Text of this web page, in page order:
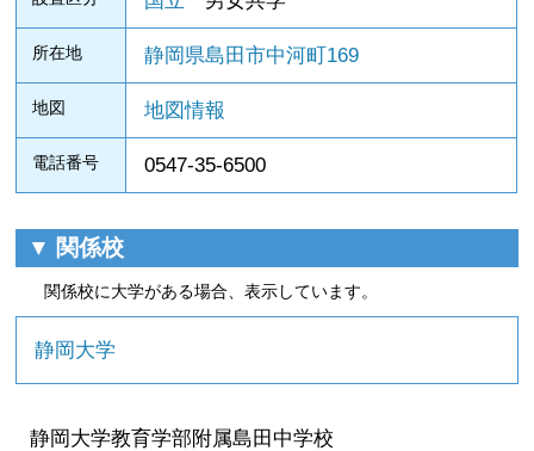
所在地 静岡県島田市中河町169
地図 地図情報
電話番号 0547-35-6500
▼ 関係校
関係校に大学がある場合、表示しています。
静岡大学
静岡大学教育学部附属島田中学校